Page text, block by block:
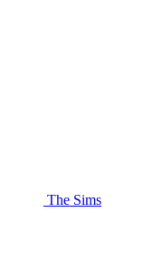
The Sims